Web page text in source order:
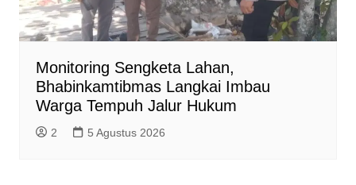
Monitoring Sengketa Lahan,
Bhabinkamtibmas Langkai Imbau
Warga Tempuh Jalur Hukum
2 5 Agustus 2026